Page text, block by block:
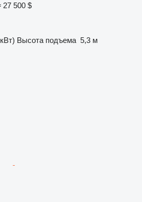
27 500 $
Высота подъема 5,3 м